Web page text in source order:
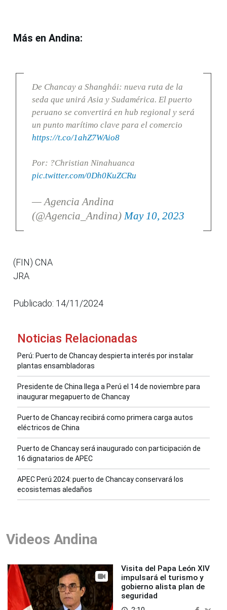
Más en Andina:
De Chancay a Shanghái: nueva ruta de la
seda que unirá Asia y Sudamérica. El puerto
peruano se convertirá en hub regional y será
un punto marítimo clave para el comercio
https://t.co/1ahZ7WAio8
Por: ?Christian Ninahuanca
pic.twitter.com/0Dh0KuZCRu
— Agencia Andina
(@Agencia_Andina)May 10, 2023
(FIN) CNA
JRA
Publicado: 14/11/2024
Noticias Relacionadas
Perú: Puerto de Chancay despierta interés por instalar
plantas ensambladoras
Presidente de China llega a Perú el 14 de noviembre para
inaugurar megapuerto de Chancay
Puerto de Chancay recibirá como primera carga autos
eléctricos de China
Puerto de Chancay será inaugurado con participación de
16 dignatarios de APEC
APEC Perú 2024: puerto de Chancay conservará los
ecosistemas aledaños
Videos Andina
Visita del Papa León XIV
impulsará el turismo y
gobierno alista plan de
seguridad